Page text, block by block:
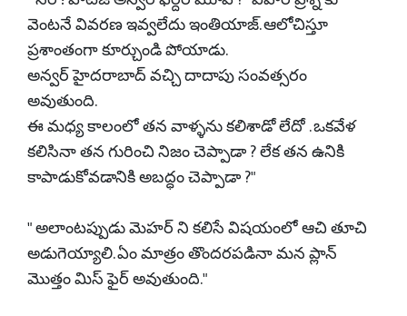
వెంటనే వివరణ ఇవ్వలేదు ఇంతియాజ్. ఆలోచిస్తూ
ప్రశాంతంగా కూర్చుండి పోయాడు.
అన్వర్ హైదరాబాద్ వచ్చి దాదాపు సంవత్సరం
అవుతుంది.
ఈ మధ్య కాలంలో తన వాళ్ళను కలిశాడో లేదో . ఒకవేళ
కలిసినా తన గురించి నిజం చెప్పాడా ? లేక తన ఉనికి
కాపాడుకోవడానికి అబద్ధం చెప్పాడా ?"
" అలాంటప్పుడు మెహర్ ని కలిసే విషయంలో ఆచి తూచి
అడుగెయ్యాలి. ఏం మాత్రం తొందరపడినా మన ప్లాన్
మొత్తం మిస్ ఫైర్ అవుతుంది."